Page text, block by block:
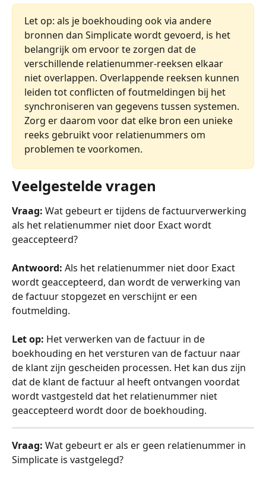
Let op: als je boekhouding ook via andere
bronnen dan Simplicate wordt gevoerd, is het
belangrijk om ervoor te zorgen dat de
verschillende relatienummer-reeksen elkaar
niet overlappen. Overlappende reeksen kunnen
leiden tot conflicten of foutmeldingen bij het
synchroniseren van gegevens tussen systemen.
Zorg er daarom voor dat elke bron een unieke
reeks gebruikt voor relatienummers om
problemen te voorkomen.
Veelgestelde vragen
Vraag: Wat gebeurt er tijdens de factuurverwerking
als het relatienummer niet door Exact wordt
geaccepteerd?
Antwoord: Als het relatienummer niet door Exact
wordt geaccepteerd, dan wordt de verwerking van
de factuur stopgezet en verschijnt er een
foutmelding.
Let op: Het verwerken van de factuur in de
boekhouding en het versturen van de factuur naar
de klant zijn gescheiden processen. Het kan dus zijn
dat de klant de factuur al heeft ontvangen voordat
wordt vastgesteld dat het relatienummer niet
geaccepteerd wordt door de boekhouding.
Vraag: Wat gebeurt er als er geen relatienummer in
Simplicate is vastgelegd?